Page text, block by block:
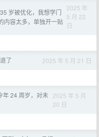
岁被优化，我想学门
内容太多，单独开一贴
2025 年
5 月 22
日
了 2025 年 5 月 21 日
年 24 周岁，对未 2025 年 5 月
20 日